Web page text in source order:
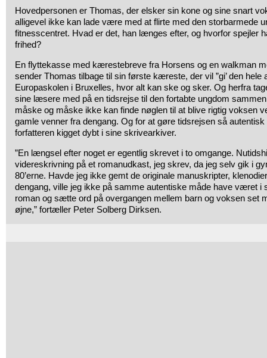
Hovedpersonen er Thomas, der elsker sin kone og sine snart
alligevel ikke kan lade være med at flirte med den storbarmede
fitnesscentret. Hvad er det, han længes efter, og hvorfor spejler
frihed?
En flyttekasse med kærestebreve fra Horsens og en walkman
sender Thomas tilbage til sin første kæreste, der vil ”gi’ den hele
Europaskolen i Bruxelles, hvor alt kan ske og sker. Og herfra
sine læsere med på en tidsrejse til den fortabte ungdom
måske og måske ikke kan finde nøglen til at blive rigtig voksen
gamle venner fra dengang. Og for at gøre tidsrejsen så
forfatteren kigget dybt i sine skrivearkiver.
”En længsel efter noget er egentlig skrevet i to omgange.
videreskrivning på et romanudkast, jeg skrev, da jeg selv gik i
80’erne. Havde jeg ikke gemt de originale manuskripter,
dengang, ville jeg ikke på samme autentiske måde have været i
roman og sætte ord på overgangen mellem barn og voksen set
øjne,” fortæller Peter Solberg Dirksen.